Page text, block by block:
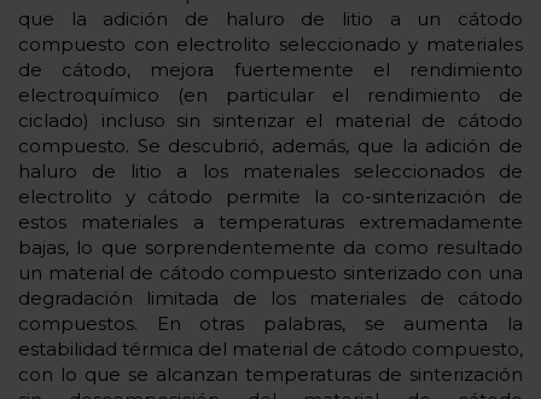
que la adición de haluro de litio a un cátodo
compuesto con electrolito seleccionado y materiales
de cátodo, mejora fuertemente el rendimiento
electroquímico (en particular el rendimiento de
ciclado) incluso sin sinterizar el material de cátodo
compuesto. Se descubrió, además, que la adición de
haluro de litio a los materiales seleccionados de
electrolito y cátodo permite la co-sinterización de
estos materiales a temperaturas extremadamente
bajas, lo que sorprendentemente da como resultado
un material de cátodo compuesto sinterizado con una
degradación limitada de los materiales de cátodo
compuestos. En otras palabras, se aumenta la
estabilidad térmica del material de cátodo compuesto,
con lo que se alcanzan temperaturas de sinterización